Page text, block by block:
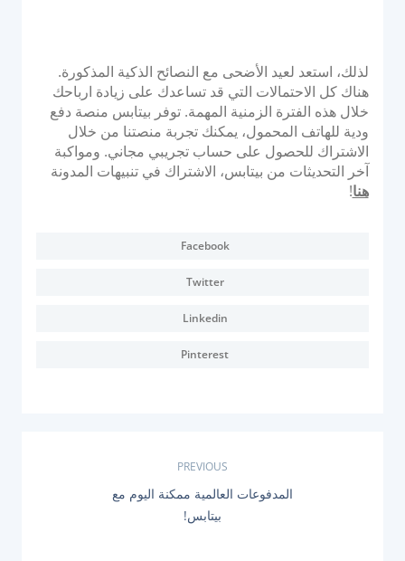
لذلك، استعد لعيد الأضحى مع النصائح الذكية المذكورة.
هناك كل الاحتمالات التي قد تساعدك على زيادة ارباحك
خلال هذه الفترة الزمنية المهمة. توفر بيتابس منصة دفع
ودية للهاتف المحمول، يمكنك تجربة منصتنا من خلال
الاشتراك للحصول على حساب تجريبي مجاني. ومواكبة
آخر التحديثات من بيتابس، الاشتراك في تنبيهات المدونة
هنا!
Facebook
Twitter
Linkedin
Pinterest
PREVIOUS
المدفوعات العالمية ممكنة اليوم مع
بيتابس!